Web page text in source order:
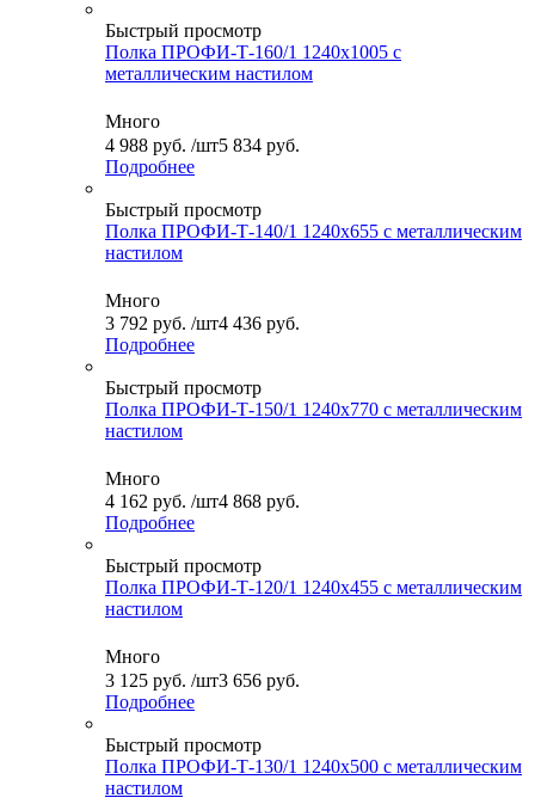
Быстрый просмотр
Полка ПРОФИ-Т-160/1 1240x1005 с
металлическим настилом
Много
4 988 руб. /шт5 834 руб.
Подробнее
Быстрый просмотр
Полка ПРОФИ-Т-140/1 1240x655 с металлическим
настилом
Много
3 792 руб. /шт4 436 руб.
Подробнее
Быстрый просмотр
Полка ПРОФИ-Т-150/1 1240x770 с металлическим
настилом
Много
4 162 руб. /шт4 868 руб.
Подробнее
Быстрый просмотр
Полка ПРОФИ-Т-120/1 1240x455 с металлическим
настилом
Много
3 125 руб. /шт3 656 руб.
Подробнее
Быстрый просмотр
Полка ПРОФИ-Т-130/1 1240x500 с металлическим
настилом